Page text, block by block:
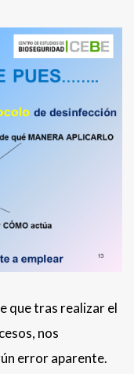
que tras realizar el
nos
error aparente.